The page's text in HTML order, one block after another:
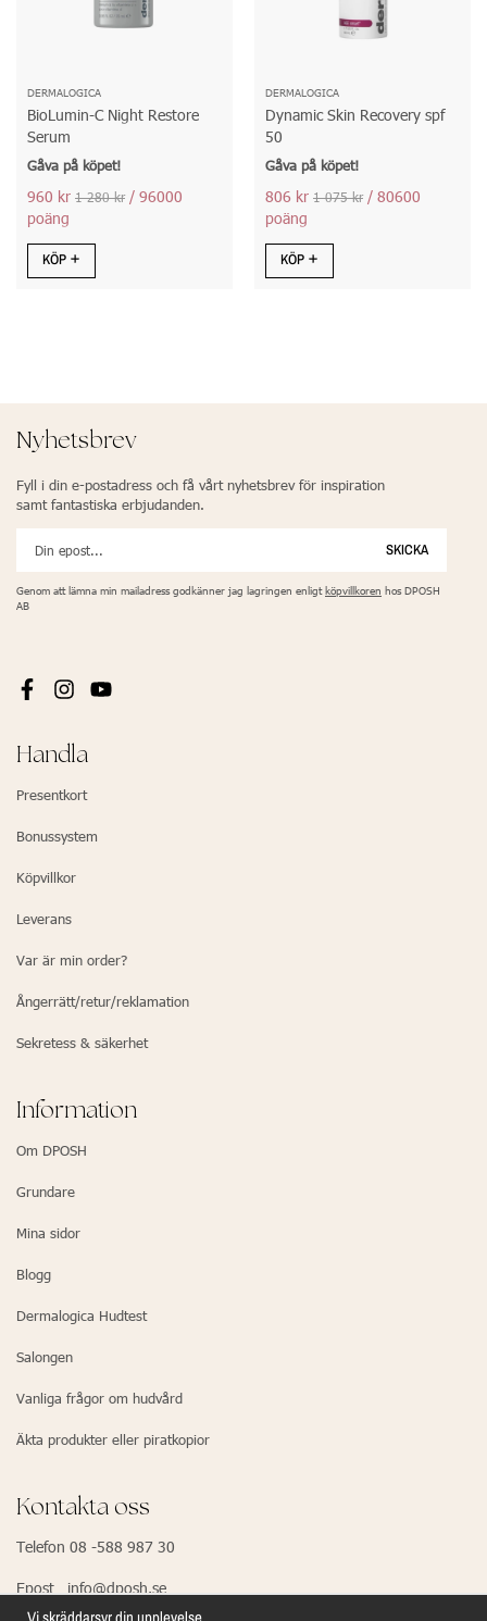
DERMALOGICA
BioLumin-C Night Restore
Serum
Gåva på köpet!
960 kr 1 280 kr/ 96000
poäng
KÖP
DERMALOGICA
Dynamic Skin Recovery spf
50
Gåva på köpet!
806 kr 1 075 kr/ 80600
poäng
KÖP
Nyhetsbrev
Fyll i din e-postadress och få vårt nyhetsbrev för inspiration
samt fantastiska erbjudanden.
SKICKA
Genom att lämna min mailadress godkänner jag lagringen enligt köpvillkoren hos DPOSH
AB
Handla
Presentkort
Bonussystem
Köpvillkor
Leverans
Var är min order?
Ångerrätt/retur/reklamation
Sekretess & säkerhet
Information
Om DPOSH
Grundare
Mina sidor
Blogg
Dermalogica Hudtest
Salongen
Vanliga frågor om hudvård
Äkta produkter eller piratkopior
Kontakta oss
Telefon 08 -588 987 30
Epost info@dposh.se